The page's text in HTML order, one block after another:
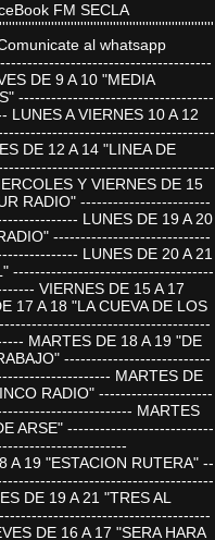
FM SECLA
al whatsapp
DE 9 A 10 "MEDIA
------------------------------------
A VIERNES 10 A 12
DE 12 A 14 "LINEA DE
Y VIERNES DE 15
RADIO" ------------------------
LUNES DE 19 A 20
-----------------------------
LUNES DE 20 A 21
-------------------------------------
VIERNES DE 15 A 17
17 A 18 "LA CUEVA DE LOS
MARTES DE 18 A 19 "DE
---------------------------
MARTES DE
RADIO" ---------------------
MARTES
ARSE" ---------------------------
A 19 "ESTACION RUTERA" --
DE 19 A 21 "TRES AL
DE 16 A 17 "SERA HARA